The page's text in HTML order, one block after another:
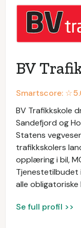
BV
Smartscore: ☆
BV Trafikkskole
Sandefjord og
Statens
trafikkskolers
opplæring i bil,
Tjenestetilbudet
alle obligatoriske
Se full profil >>